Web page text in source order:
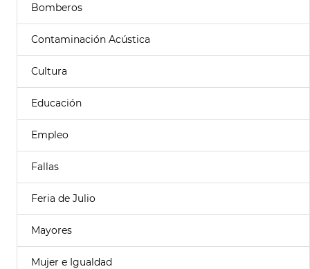
Bomberos
Contaminación Acústica
Cultura
Educación
Empleo
Fallas
Feria de Julio
Mayores
Mujer e Igualdad